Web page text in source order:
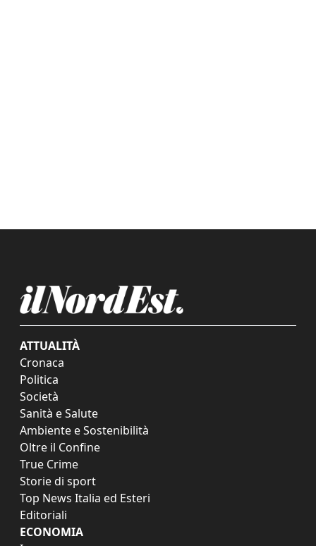
ATTUALITÀ
Cronaca
Politica
Società
Sanità e Salute
Ambiente e Sostenibilità
Oltre il Confine
True Crime
Storie di sport
Top News Italia ed Esteri
Editoriali
ECONOMIA